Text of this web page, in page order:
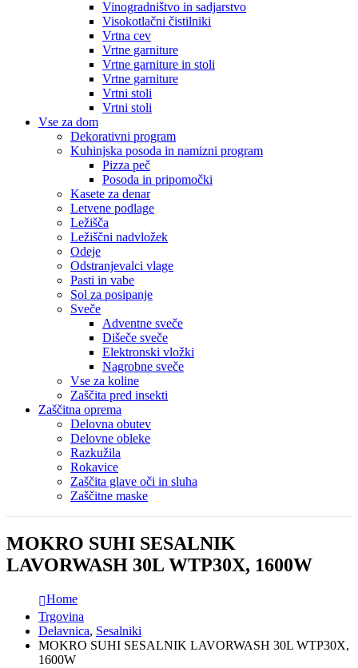
Vinogradništvo in sadjarstvo
Visokotlačni čistilniki
Vrtna cev
Vrtne garniture
Vrtne garniture in stoli
Vrtne garniture
Vrtni stoli
Vrtni stoli
Vse za dom
Dekorativni program
Kuhinjska posoda in namizni program
Pizza peč
Posoda in pripomočki
Kasete za denar
Letvene podlage
Ležišča
Ležiščni nadvložek
Odeje
Odstranjevalci vlage
Pasti in vabe
Sol za posipanje
Sveče
Adventne sveče
Dišeče sveče
Elektronski vložki
Nagrobne sveče
Vse za koline
Zaščita pred insekti
Zaščitna oprema
Delovna obutev
Delovne obleke
Razkužila
Rokavice
Zaščita glave oči in sluha
Zaščitne maske
MOKRO SUHI SESALNIK
LAVORWASH 30L WTP30X, 1600W
Home
Trgovina
Delavnica, Sesalniki
MOKRO SUHI SESALNIK LAVORWASH 30L WTP30X,
1600W